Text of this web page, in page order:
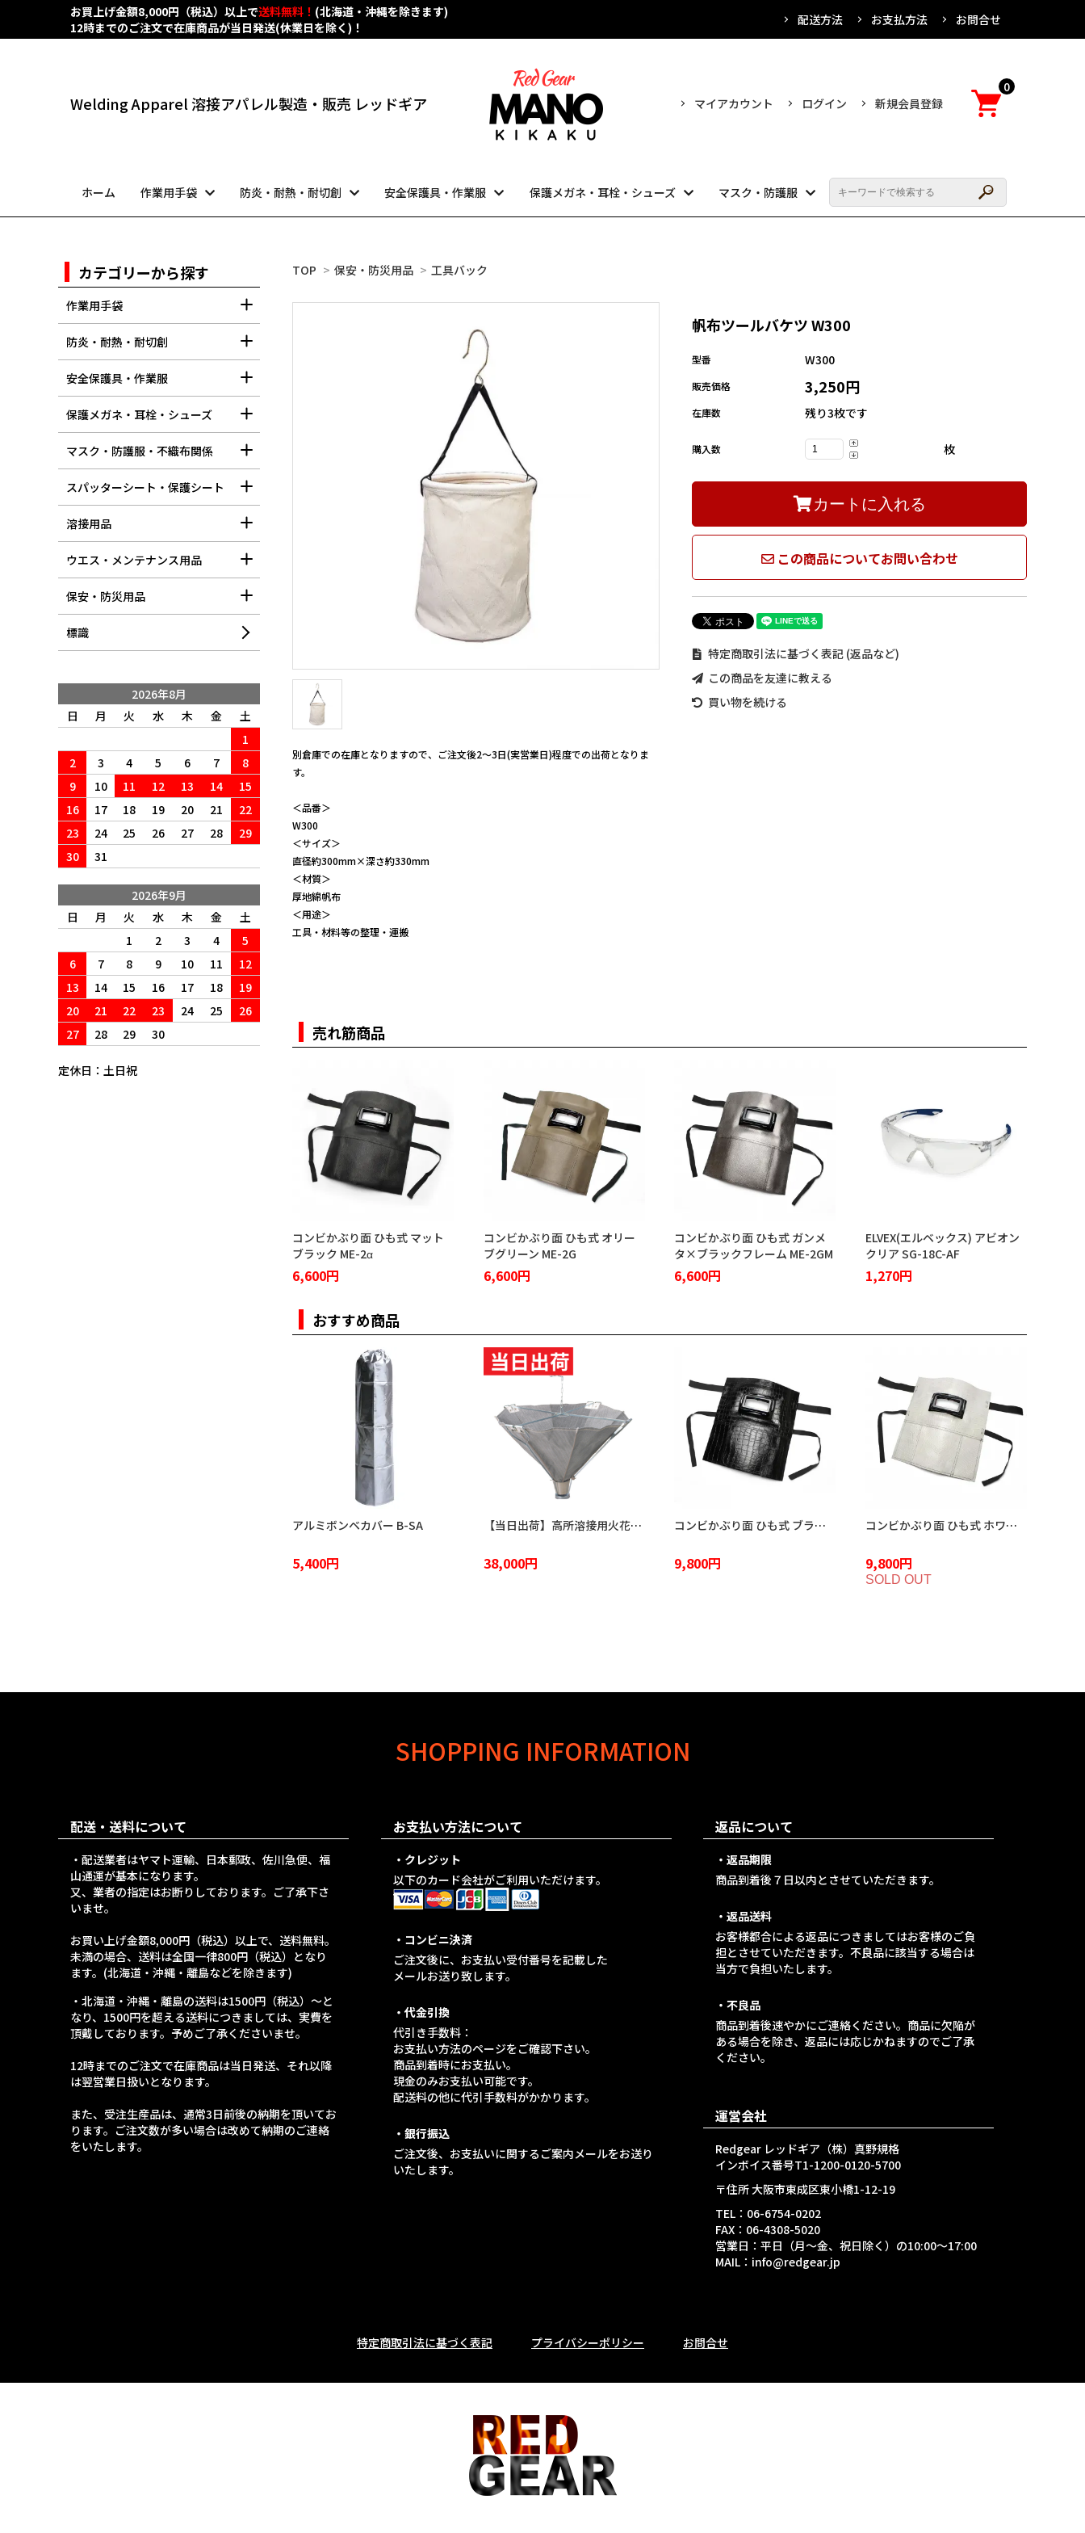
お買上げ金額8,000円（税込）以上で送料無料！ (北海道・沖縄を除きます)
12時までのご注文で在庫商品が当日発送(休業日を除く)！
配送方法 お支払方法 お問合せ
Welding Apparel 溶接アパレル製造・販売 レッドギア マイアカウント ログイン 新規会員登録
0
ホーム 作業用手袋 防炎・耐熱・耐切創 安全保護具・作業服 保護メガネ・耳栓・シューズ マスク・防護服
TOP > 保安・防災用品 > 工具バック
別倉庫での在庫となりますので、ご注文後2～3日(実営業日)程度での出荷となりま
す。
＜品番＞
W300
＜サイズ＞
直径約300mm×深さ約330mm
＜材質＞
厚地綿帆布
＜用途＞
工具・材料等の整理・運搬
帆布ツールバケツ W300
型番 W300
販売価格 3,250円
在庫数 残り3枚です
購入数 枚
カートに入れる
この商品についてお問い合わせ
特定商取引法に基づく表記 (返品など)
この商品を友達に教える
買い物を続ける
売れ筋商品
コンビかぶり面 ひも式 マット
ブラック ME-2α
6,600円
コンビかぶり面 ひも式 オリー
ブグリーン ME-2G
6,600円
コンビかぶり面 ひも式 ガンメ
タ×ブラックフレーム ME-2GM
6,600円
ELVEX(エルベックス) アビオン
クリア SG-18C-AF
1,270円
おすすめ商品
アルミボンベカバー B-SA
5,400円
【当日出荷】高所溶接用火花受け 火雨守 KA-2100
38,000円
コンビかぶり面 ひも式 ブラッククロコダイル ME-2BC
9,800円
コンビかぶり面 ひも式 ホワイトクロコダイル ME-2WC
9,800円
SOLD OUT
カテゴリーから探す
作業用手袋
防炎・耐熱・耐切創
安全保護具・作業服
保護メガネ・耳栓・シューズ
マスク・防護服・不織布関係
スパッターシート・保護シート
溶接用品
ウエス・メンテナンス用品
保安・防災用品
標識
2026年8月
日
月 火 水 木 金
土
1
2
3 4 5 6 7
8
9
10 11 12 13 14
15
16
17 18 19 20 21
22
23
24 25 26 27 28
29
30
31
2026年9月
日
月 火 水 木 金
土
1
2 3 4
5
6
7 8 9 10 11
12
13
14 15 16 17 18
19
20
21 22 23 24 25
26
27
28 29 30
定休日：土日祝
SHOPPING INFORMATION
配送・送料について
・配送業者はヤマト運輸、日本郵政、佐川急便、福
山通運が基本になります。
又、業者の指定はお断りしております。ご了承下さ
いませ。
お買い上げ金額8,000円（税込）以上で、送料無料。
未満の場合、送料は全国一律800円（税込）となり
ます。(北海道・沖縄・離島などを除きます)
・北海道・沖縄・離島の送料は1500円（税込）～と
なり、1500円を超える送料につきましては、実費を
頂戴しております。予めご了承くださいませ。
12時までのご注文で在庫商品は当日発送、それ以降
は翌営業日扱いとなります。
また、受注生産品は、通常3日前後の納期を頂いてお
ります。ご注文数が多い場合は改めて納期のご連絡
をいたします。
お支払い方法について
・クレジット
以下のカード会社がご利用いただけます。
・コンビニ決済
ご注文後に、お支払い受付番号を記載した
メールお送り致します。
・代金引換
代引き手数料：
お支払い方法のページをご確認下さい。
商品到着時にお支払い。
現金のみお支払い可能です。
配送料の他に代引手数料がかかります。
・銀行振込
ご注文後、お支払いに関するご案内メールをお送り
いたします。
返品について
・返品期限
商品到着後７日以内とさせていただきます。
・返品送料
お客様都合による返品につきましてはお客様のご負
担とさせていただきます。不良品に該当する場合は
当方で負担いたします。
・不良品
商品到着後速やかにご連絡ください。商品に欠陥が
ある場合を除き、返品には応じかねますのでご了承
ください。
運営会社
Redgear レッドギア（株）真野規格
インボイス番号T1-1200-0120-5700
〒住所 大阪市東成区東小橋1-12-19
TEL：06-6754-0202
FAX：06-4308-5020
営業日：平日（月～金、祝日除く）の10:00～17:00
MAIL：info@redgear.jp
特定商取引法に基づく表記 プライバシーポリシー お問合せ